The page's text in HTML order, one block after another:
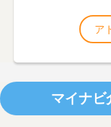
ア
マイナビ